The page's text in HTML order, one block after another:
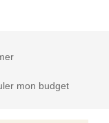
mon budget